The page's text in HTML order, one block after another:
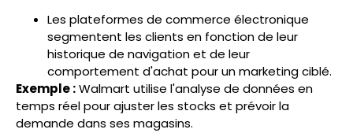
Les plateformes de commerce électronique
segmentent les clients en fonction de leur
historique de navigation et de leur
comportement d'achat pour un marketing ciblé.
Exemple :Walmart utilise l'analyse de données en
temps réel pour ajuster les stocks et prévoir la
demande dans ses magasins.